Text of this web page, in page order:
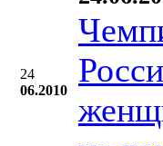
24
06.2010